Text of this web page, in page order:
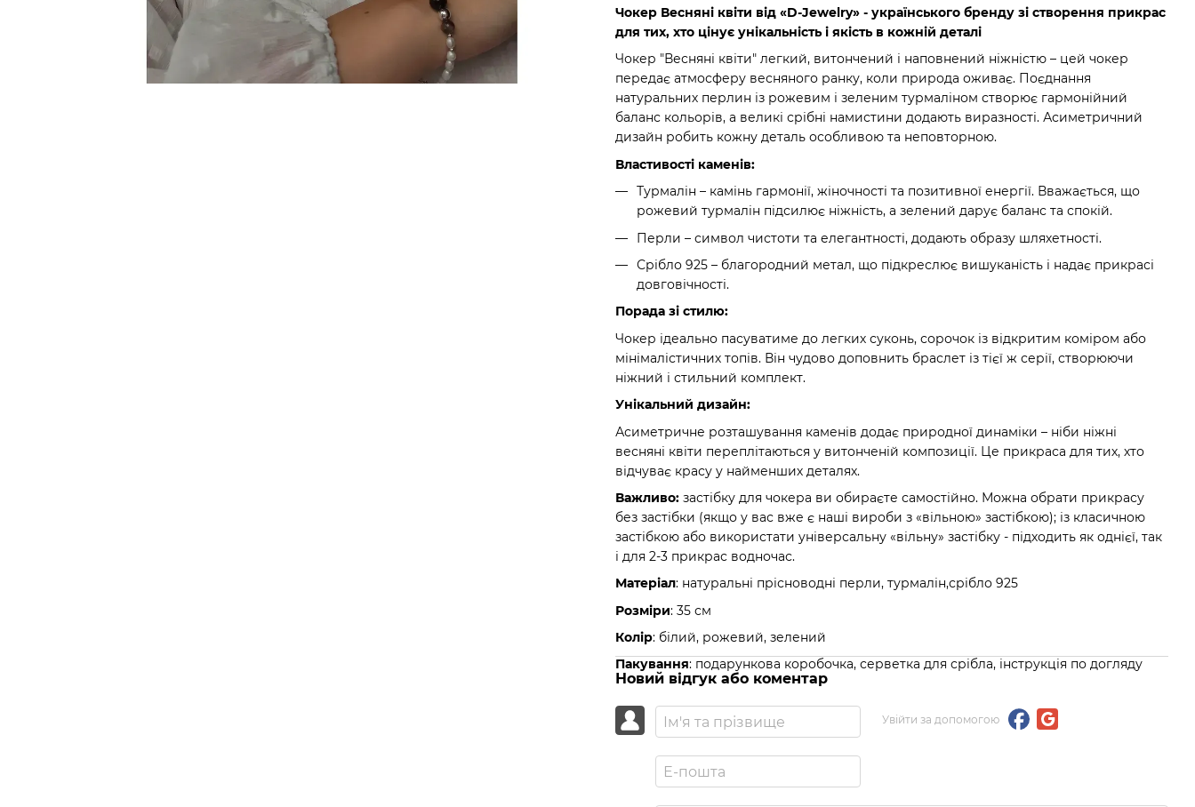
Чокер Весняні квіти від «D-Jewelry» - українського бренду зі створення прикрас
для тих, хто цінує унікальність і якість в кожній деталі
Чокер "Весняні квіти" легкий, витончений і наповнений ніжністю – цей чокер
передає атмосферу весняного ранку, коли природа оживає. Поєднання
натуральних перлин із рожевим і зеленим турмаліном створює гармонійний
баланс кольорів, а великі срібні намистини додають виразності. Асиметричний
дизайн робить кожну деталь особливою та неповторною.
Властивості каменів:
Турмалін – камінь гармонії, жіночності та позитивної енергії. Вважається, що
рожевий турмалін підсилює ніжність, а зелений дарує баланс та спокій.
Перли – символ чистоти та елегантності, додають образу шляхетності.
Срібло 925 – благородний метал, що підкреслює вишуканість і надає прикрасі
довговічності.
Порада зі стилю:
Чокер ідеально пасуватиме до легких суконь, сорочок із відкритим коміром або
мінімалістичних топів. Він чудово доповнить браслет із тієї ж серії, створюючи
ніжний і стильний комплект.
Унікальний дизайн:
Асиметричне розташування каменів додає природної динаміки – ніби ніжні
весняні квіти переплітаються у витонченій композиції. Це прикраса для тих, хто
відчуває красу у найменших деталях.
Важливо: застібку для чокера ви обираєте самостійно. Можна обрати прикрасу
без застібки (якщо у вас вже є наші вироби з «вільною» застібкою); із класичною
застібкою або використати універсальну «вільну» застібку - підходить як однієї, так
і для 2-3 прикрас водночас.
Матеріал: натуральні прісноводні перли, турмалін,срібло 925
Розміри: 35 см
Колір: білий, рожевий, зелений
Пакування: подарункова коробочка, серветка для срібла, інструкція по догляду
Новий відгук або коментар
Увійти за допомогою